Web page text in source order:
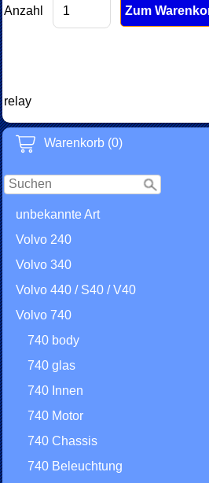
Warenkorb (0)
unbekannte Art
Volvo 240
Volvo 340
Volvo 440 / S40 / V40
Volvo 740
740 body
740 glas
740 Innen
740 Motor
740 Chassis
740 Beleuchtung
Anzahl
relay